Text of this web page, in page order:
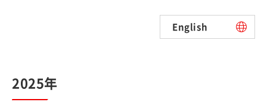
English
2025年